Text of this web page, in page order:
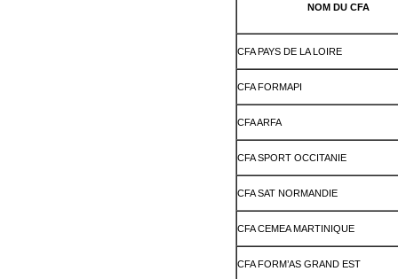
NOM DU CFA
CFA PAYS DE LA LOIRE
CFA FORMAPI
CFA ARFA
CFA SPORT OCCITANIE
CFA SAT NORMANDIE
CFA CEMEA MARTINIQUE
CFA FORM’AS GRAND EST